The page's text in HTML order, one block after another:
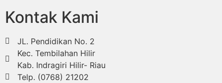
Kontak Kami
JL. Pendidikan No. 2
Kec. Tembilahan Hilir
Kab. Indragiri Hilir- Riau
Telp. (0768) 21202